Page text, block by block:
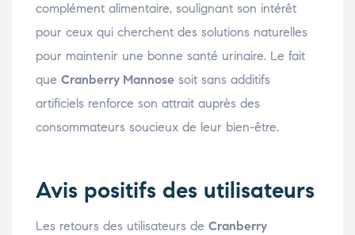
complément alimentaire, soulignant son intérêt
pour ceux qui cherchent des solutions naturelles
pour maintenir une bonne santé urinaire. Le fait
que Cranberry Mannose soit sans additifs
artificiels renforce son attrait auprès des
consommateurs soucieux de leur bien-être.
Avis positifs des utilisateurs
Les retours des utilisateurs de Cranberry